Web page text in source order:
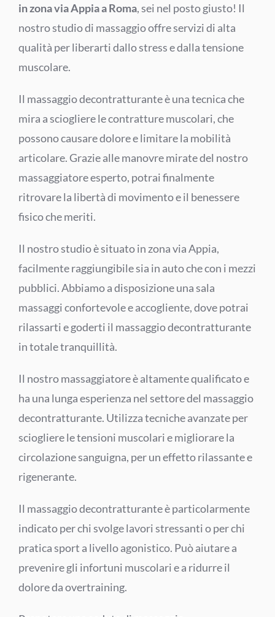
in zona via Appia a Roma, sei nel posto giusto! Il
nostro studio di massaggio offre servizi di alta
qualità per liberarti dallo stress e dalla tensione
muscolare.
Il massaggio decontratturante è una tecnica che
mira a sciogliere le contratture muscolari, che
possono causare dolore e limitare la mobilità
articolare. Grazie alle manovre mirate del nostro
massaggiatore esperto, potrai finalmente
ritrovare la libertà di movimento e il benessere
fisico che meriti.
Il nostro studio è situato in zona via Appia,
facilmente raggiungibile sia in auto che con i mezzi
pubblici. Abbiamo a disposizione una sala
massaggi confortevole e accogliente, dove potrai
rilassarti e goderti il massaggio decontratturante
in totale tranquillità.
Il nostro massaggiatore è altamente qualificato e
ha una lunga esperienza nel settore del massaggio
decontratturante. Utilizza tecniche avanzate per
sciogliere le tensioni muscolari e migliorare la
circolazione sanguigna, per un effetto rilassante e
rigenerante.
Il massaggio decontratturante è particolarmente
indicato per chi svolge lavori stressanti o per chi
pratica sport a livello agonistico. Può aiutare a
prevenire gli infortuni muscolari e a ridurre il
dolore da overtraining.